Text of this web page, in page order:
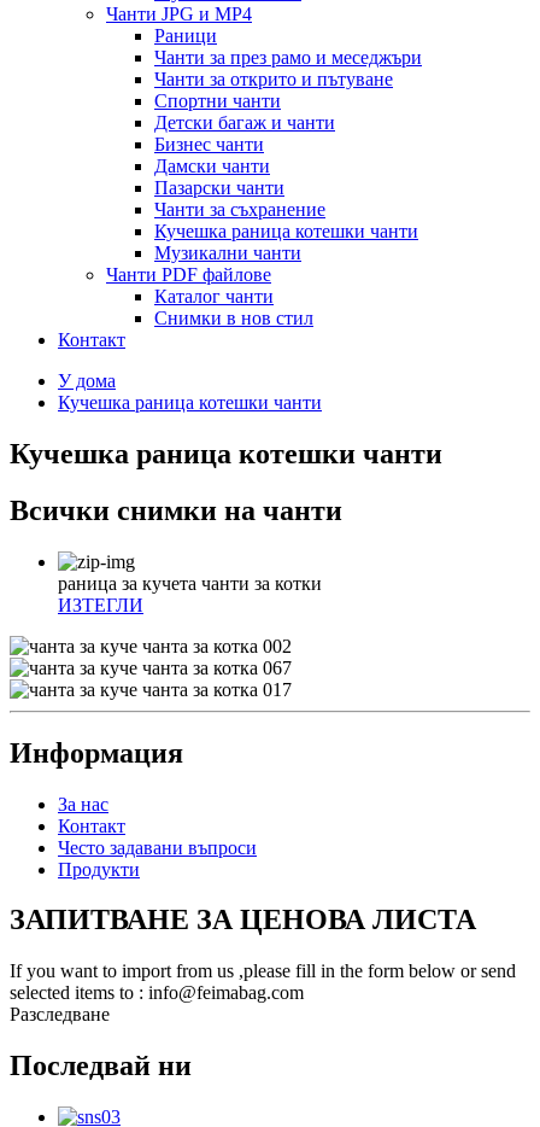
Чанти JPG и MP4
Раници
Чанти за през рамо и меседжъри
Чанти за открито и пътуване
Спортни чанти
Детски багаж и чанти
Бизнес чанти
Дамски чанти
Пазарски чанти
Чанти за съхранение
Кучешка раница котешки чанти
Музикални чанти
Чанти PDF файлове
Каталог чанти
Снимки в нов стил
Контакт
У дома
Кучешка раница котешки чанти
Кучешка раница котешки чанти
Всички снимки на чанти
раница за кучета чанти за котки
ИЗТЕГЛИ
Информация
За нас
Контакт
Често задавани въпроси
Продукти
ЗАПИТВАНЕ ЗА ЦЕНОВА ЛИСТА
If you want to import from us ,please fill in the form below or send
selected items to : info@feimabag.com
Разследване
Последвай ни